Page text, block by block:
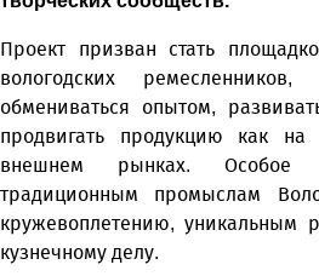
Проект призван стать
вологодских
обмениваться опытом,
продвигать продукцию как
внешнем рынках. Особое
традиционным промыслам
кружевоплетению, уникальным
кузнечному делу.